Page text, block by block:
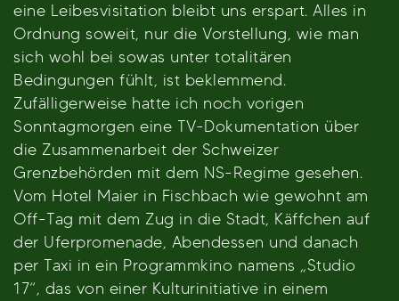
eine Leibesvisitation bleibt uns erspart. Alles in
Ordnung soweit, nur die Vorstellung, wie man
sich wohl bei sowas unter totalitären
Bedingungen fühlt, ist beklemmend.
Zufälligerweise hatte ich noch vorigen
Sonntagmorgen eine TV-Dokumentation über
die Zusammenarbeit der Schweizer
Grenzbehörden mit dem NS-Regime gesehen.
Vom Hotel Maier in Fischbach wie gewohnt am
Off-Tag mit dem Zug in die Stadt, Käffchen auf
der Uferpromenade, Abendessen und danach
per Taxi in ein Programmkino namens „Studio
17“, das von einer Kulturinitiative in einem